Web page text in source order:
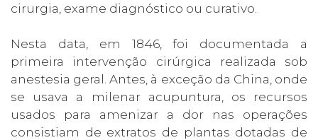
cirurgia, exame diagnóstico ou curativo.
Nesta data, em 1846, foi documentada a
primeira intervenção cirúrgica realizada sob
anestesia geral. Antes, à exceção da China, onde
se usava a milenar acupuntura, os recursos
usados para amenizar a dor nas operações
consistiam de extratos de plantas dotadas de